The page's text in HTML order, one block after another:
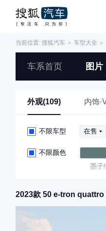
当前位置: 搜狐汽车 ＞ 车型大全 ＞
车系首页 图片
外观(109) 内饰
不限车型 在售
不限颜色
墨子
2023款 50 e-tron quattro